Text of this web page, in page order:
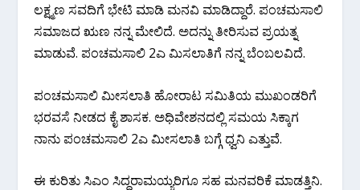
ಲಕ್ಷ್ಮಣ ಸವದಿಗೆ ಭೇಟಿ ಮಾಡಿ ಮನವಿ ಮಾಡಿದ್ದಾರೆ. ಪಂಚಮಸಾಲಿ
ಸಮಾಜದ ಋಣ ನನ್ನ ಮೇಲಿದೆ. ಅದನ್ನು ತೀರಿಸುವ ಪ್ರಯತ್ನ
ಮಾಡುವೆ. ಪಂಚಮಸಾಲಿ 2ಎ ಮಿಸಲಾತಿಗೆ ನನ್ನ ಬೆಂಬಲವಿದೆ.
ಪಂಚಮಸಾಲಿ ಮೀಸಲಾತಿ ಹೋರಾಟ ಸಮಿತಿಯ ಮುಖಂಡರಿಗೆ
ಭರವಸೆ ನೀಡದ ಕೈ ಶಾಸಕ. ಅಧಿವೇಶನದಲ್ಲಿ ಸಮಯ ಸಿಕ್ಕಾಗ
ನಾನು ಪಂಚಮಸಾಲಿ 2ಎ ಮೀಸಲಾತಿ ಬಗ್ಗೆ ಧ್ವನಿ ಎತ್ತುವೆ.
ಈ ಕುರಿತು ಸಿಎಂ ಸಿದ್ದರಾಮಯ್ಯರಿಗೂ ಸಹ ಮನವರಿಕೆ ಮಾಡತ್ತಿನಿ.